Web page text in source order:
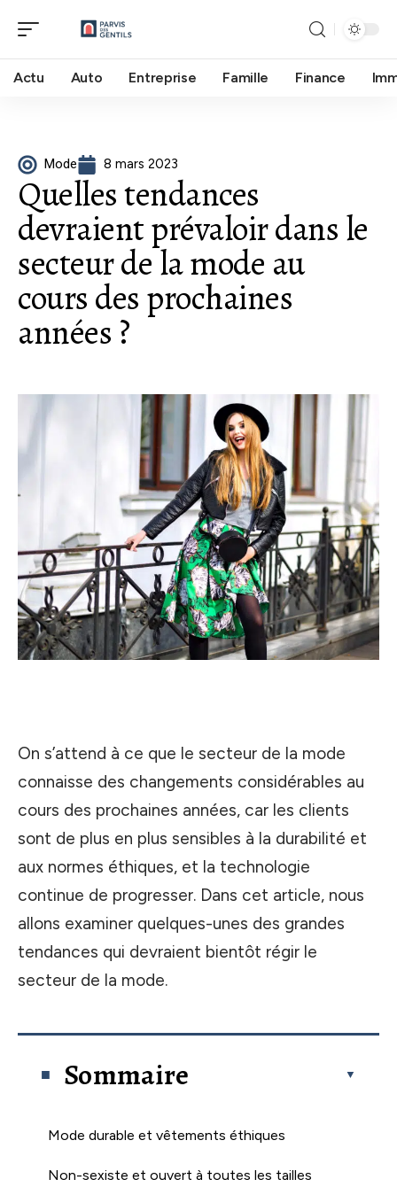
Actu Auto Entreprise Famille Finance
Mode 8 mars 2023
Quelles tendances
devraient prévaloir dans le
secteur de la mode au
cours des prochaines
années ?
On s’attend à ce que le secteur de la mode
connaisse des changements considérables au
cours des prochaines années, car les clients
sont de plus en plus sensibles à la durabilité et
aux normes éthiques, et la technologie
continue de progresser. Dans cet article, nous
allons examiner quelques-unes des grandes
tendances qui devraient bientôt régir le
secteur de la mode.
Sommaire
Mode durable et vêtements éthiques
Non-sexiste et ouvert à toutes les tailles